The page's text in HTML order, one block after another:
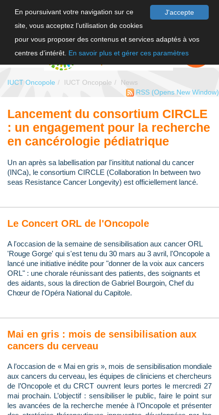
J'accepte
En poursuivant votre navigation sur ce
site, vous acceptez l’utilisation de cookies
pour vous proposer des contenus et services adaptés à vos
centres d’intérêt. En savoir plus et gérer ces paramètres
FAIRE UN
DON
IUCT Oncopole IUCT Oncopole
News
RSS (Opens New Window)
Lancement du consortium CIRCLE
: un engagement pour la recherche
en cancérologie pédiatrique
Un an après sa labellisation par l'insititut national du cancer
(INCa), le consortium CIRCLE (Collaboration In between two
seas Resistance Cancer Longevity) est officiellement lancé.
Le Concert ORL de l'Oncopole
A l'occasion de la semaine de sensibilisation aux cancer ORL
'Rouge Gorge' qui s'est tenu du 30 mars au 3 avril, l'Oncopole a
lancé une initiative inédite pour "donner de la voix aux cancers
ORL" : une chorale réunissant des patients, des soignants et
des aidants, sous la direction de Gabriel Bourgoin, Chef du
Chœur de l'Opéra National du Capitole.
Mai en gris : mois de sensibilisation aux
cancers du cerveau
A l’occasion de « Mai en gris », mois de sensibilisation mondiale
aux cancers du cerveau, les équipes de cliniciens et chercheurs
de l’Oncopole et du CRCT ouvrent leurs portes le mercredi 27
mai prochain. L’objectif : sensibiliser le public, faire le point sur
les avancées de la recherche menée à l’Oncopole et présenter